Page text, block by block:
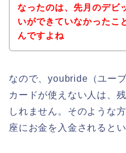
なったのは、先月のデビ
いができていなかったこ
んですよね
なので、youbride（ユー
カードが使えない人は、
しれません。そのような
座にお金を入金されるとい